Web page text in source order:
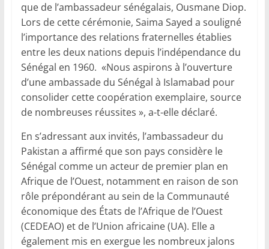
que de l’ambassadeur sénégalais, Ousmane Diop.
Lors de cette cérémonie, Saima Sayed a souligné
l’importance des relations fraternelles établies
entre les deux nations depuis l’indépendance du
Sénégal en 1960. «Nous aspirons à l’ouverture
d’une ambassade du Sénégal à Islamabad pour
consolider cette coopération exemplaire, source
de nombreuses réussites », a-t-elle déclaré.
En s’adressant aux invités, l’ambassadeur du
Pakistan a affirmé que son pays considère le
Sénégal comme un acteur de premier plan en
Afrique de l’Ouest, notamment en raison de son
rôle prépondérant au sein de la Communauté
économique des États de l’Afrique de l’Ouest
(CEDEAO) et de l’Union africaine (UA). Elle a
également mis en exergue les nombreux jalons